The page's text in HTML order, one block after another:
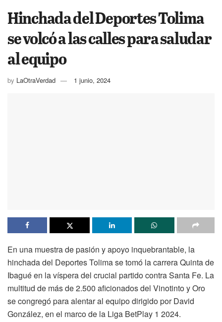
Hinchada del Deportes Tolima
se volcó a las calles para saludar
al equipo
by LaOtraVerdad 1 junio, 2024
En una muestra de pasión y apoyo inquebrantable, la
hinchada del Deportes Tolima se tomó la carrera Quinta de
Ibagué en la víspera del crucial partido contra Santa Fe. La
multitud de más de 2.500 aficionados del Vinotinto y Oro
se congregó para alentar al equipo dirigido por David
González, en el marco de la Liga BetPlay 1 2024.